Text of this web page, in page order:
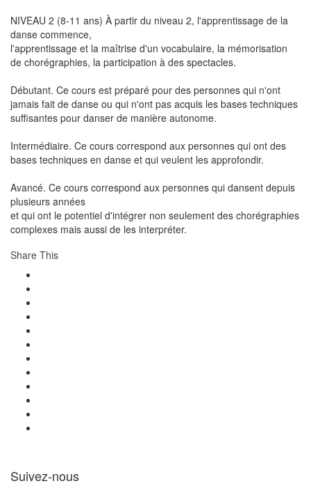
NIVEAU 2 (8-11 ans) À partir du niveau 2, l'apprentissage de la
danse commence,
l'apprentissage et la maîtrise d'un vocabulaire, la mémorisation
de chorégraphies, la participation à des spectacles.
Débutant. Ce cours est préparé pour des personnes qui n'ont
jamais fait de danse ou qui n'ont pas acquis les bases techniques
suffisantes pour danser de manière autonome.
Intermédiaire. Ce cours correspond aux personnes qui ont des
bases techniques en danse et qui veulent les approfondir.
Avancé. Ce cours correspond aux personnes qui dansent depuis
plusieurs années
et qui ont le potentiel d'intégrer non seulement des chorégraphies
complexes mais aussi de les interpréter.
Share This
Suivez-nous